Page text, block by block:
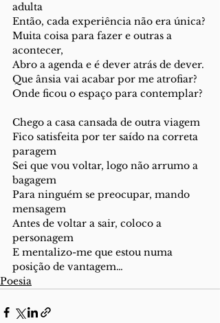
adulta
Então, cada experiência não era única?
Muita coisa para fazer e outras a
acontecer,
Abro a agenda e é dever atrás de dever.
Que ânsia vai acabar por me atrofiar?
Onde ficou o espaço para contemplar?
Chego a casa cansada de outra viagem
Fico satisfeita por ter saído na correta
paragem
Sei que vou voltar, logo não arrumo a
bagagem
Para ninguém se preocupar, mando
mensagem
Antes de voltar a sair, coloco a
personagem
E mentalizo-me que estou numa
posição de vantagem…
Poesia